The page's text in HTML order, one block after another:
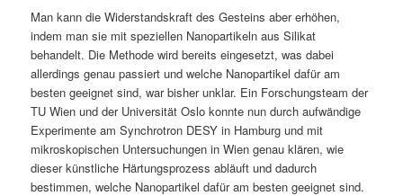
Man kann die Widerstandskraft des Gesteins aber erhöhen,
indem man sie mit speziellen Nanopartikeln aus Silikat
behandelt. Die Methode wird bereits eingesetzt, was dabei
allerdings genau passiert und welche Nanopartikel dafür am
besten geeignet sind, war bisher unklar. Ein Forschungsteam der
TU Wien und der Universität Oslo konnte nun durch aufwändige
Experimente am Synchrotron DESY in Hamburg und mit
mikroskopischen Untersuchungen in Wien genau klären, wie
dieser künstliche Härtungsprozess abläuft und dadurch
bestimmen, welche Nanopartikel dafür am besten geeignet sind.